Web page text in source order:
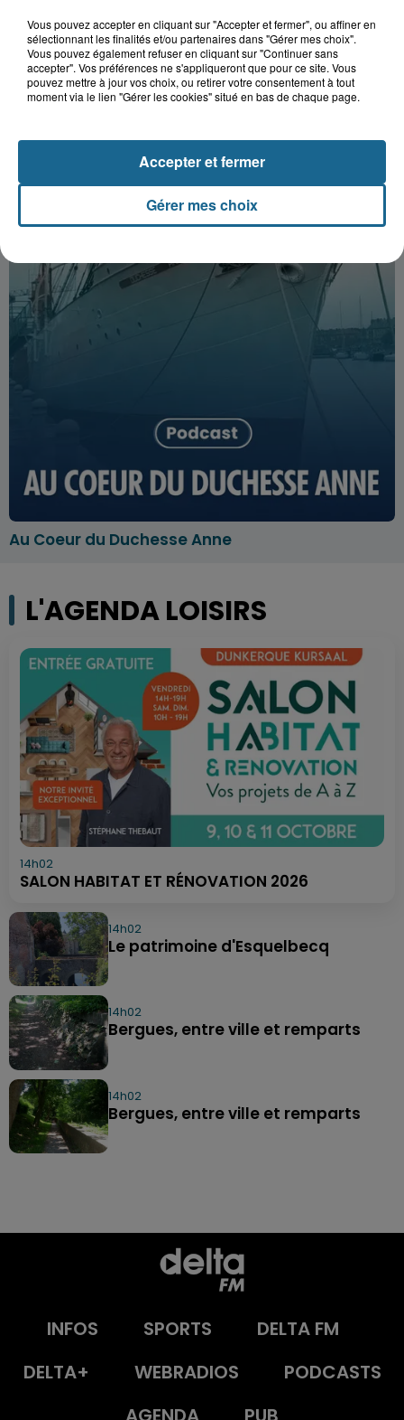
NOS AUTRES PODCASTS
Au Coeur du Duchesse Anne
L'AGENDA LOISIRS
14h02
SALON HABITAT ET RÉNOVATION 2026
14h02
Le patrimoine d'Esquelbecq
14h02
Bergues, entre ville et remparts
14h02
Bergues, entre ville et remparts
INFOS SPORTS
DELTA FM
DELTA+
WEBRADIOS
PODCASTS
Vous pouvez accepter en cliquant sur "Accepter et fermer", ou affiner en
sélectionnant les finalités et/ou partenaires dans "Gérer mes choix".
Vous pouvez également refuser en cliquant sur "Continuer sans
accepter". Vos préférences ne s'appliqueront que pour ce site. Vous
pouvez mettre à jour vos choix, ou retirer votre consentement à tout
moment via le lien "Gérer les cookies" situé en bas de chaque page.
Gérer mes choix
Accepter et fermer